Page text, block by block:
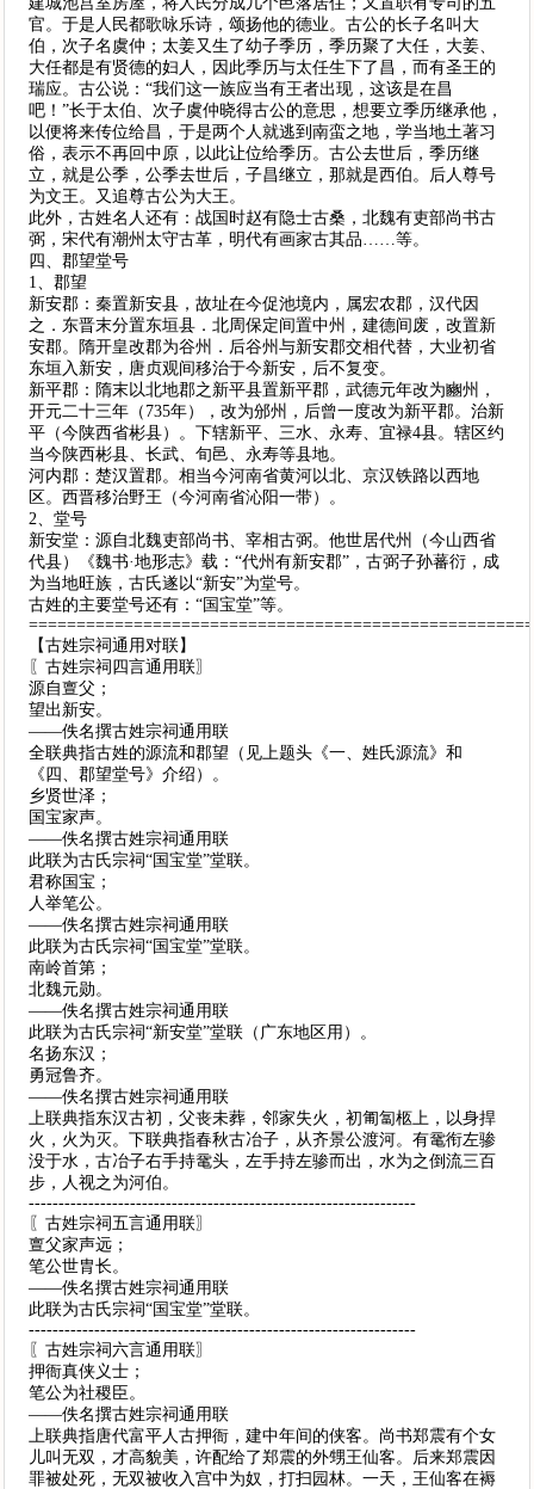
官。于是人民都歌咏乐诗，颂扬他的德业。古公的长子名叫大
伯，次子名虞仲；太姜又生了幼子季历，季历聚了大任，大姜、
大任都是有贤德的妇人，因此季历与太任生下了昌，而有圣王的
瑞应。古公说：“我们这一族应当有王者出现，这该是在昌
吧！”长于太伯、次子虞仲晓得古公的意思，想要立季历继承他，
以便将来传位给昌，于是两个人就逃到南蛮之地，学当地土著习
俗，表示不再回中原，以此让位给季历。古公去世后，季历继
立，就是公季，公季去世后，子昌继立，那就是西伯。后人尊号
为文王。又追尊古公为大王。
此外，古姓名人还有：战国时赵有隐士古桑，北魏有吏部尚书古
弼，宋代有潮州太守古革，明代有画家古其品……等。
四、郡望堂号
1、郡望
新安郡：秦置新安县，故址在今促池境内，属宏农郡，汉代因
之．东晋末分置东垣县．北周保定间置中州，建德间废，改置新
安郡。隋开皇改郡为谷州．后谷州与新安郡交相代替，大业初省
东垣入新安，唐贞观间移治于今新安，后不复变。
新平郡：隋末以北地郡之新平县置新平郡，武德元年改为豳州，
开元二十三年（735年），改为邠州，后曾一度改为新平郡。治新
平（今陕西省彬县）。下辖新平、三水、永寿、宜禄4县。辖区约
当今陕西彬县、长武、旬邑、永寿等县地。
河内郡：楚汉置郡。相当今河南省黄河以北、京汉铁路以西地
区。西晋移治野王（今河南省沁阳一带）。
2、堂号
新安堂：源自北魏吏部尚书、宰相古弼。他世居代州（今山西省
代县）《魏书·地形志》载：“代州有新安郡”，古弼子孙蕃衍，成
为当地旺族，古氏遂以“新安”为堂号。
古姓的主要堂号还有：“国宝堂”等。
【古姓宗祠通用对联】
〖古姓宗祠四言通用联〗
源自亶父；
望出新安。
——佚名撰古姓宗祠通用联
全联典指古姓的源流和郡望（见上题头《一、姓氏源流》和
《四、郡望堂号》介绍）。
乡贤世泽；
国宝家声。
——佚名撰古姓宗祠通用联
此联为古氏宗祠“国宝堂”堂联。
君称国宝；
人举笔公。
——佚名撰古姓宗祠通用联
此联为古氏宗祠“国宝堂”堂联。
南岭首第；
北魏元勋。
——佚名撰古姓宗祠通用联
此联为古氏宗祠“新安堂”堂联（广东地区用）。
名扬东汉；
勇冠鲁齐。
——佚名撰古姓宗祠通用联
上联典指东汉古初，父丧未葬，邻家失火，初匍匐柩上，以身捍
火，火为灭。下联典指春秋古冶子，从齐景公渡河。有鼋衔左骖
没于水，古冶子右手持鼋头，左手持左骖而出，水为之倒流三百
步，人视之为河伯。
-----------------------------------------------------------------
〖古姓宗祠五言通用联〗
亶父家声远；
笔公世胄长。
——佚名撰古姓宗祠通用联
此联为古氏宗祠“国宝堂”堂联。
-----------------------------------------------------------------
〖古姓宗祠六言通用联〗
押衙真侠义士；
笔公为社稷臣。
——佚名撰古姓宗祠通用联
上联典指唐代富平人古押衙，建中年间的侠客。尚书郑震有个女
儿叫无双，才高貌美，许配给了郑震的外甥王仙客。后来郑震因
罪被处死，无双被收入宫中为奴，打扫园林。一天，王仙客在褥